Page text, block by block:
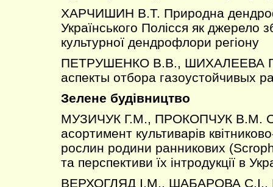
ХАРЧИШИН В.Т. Природна
Українського Полісся як джерело
культурної дендрофлори регіону
ПЕТРУШЕНКО В.В., ШИХАЛЕЕВА
аспекты отбора газоустойчивых
Зелене будівництво
МУЗИЧУК Г.М., ПРОКОПЧУК В.М.
асортимент культиварів
рослин родини ранникових
та перспективи їх інтродукції в
ВЕРХОГЛЯД І.М., ШАБАРОВА